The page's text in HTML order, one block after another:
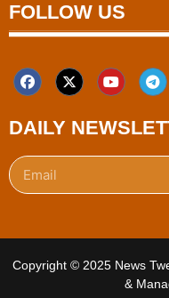
FOLLOW US
DAILY
Copyright © 2025 News
&